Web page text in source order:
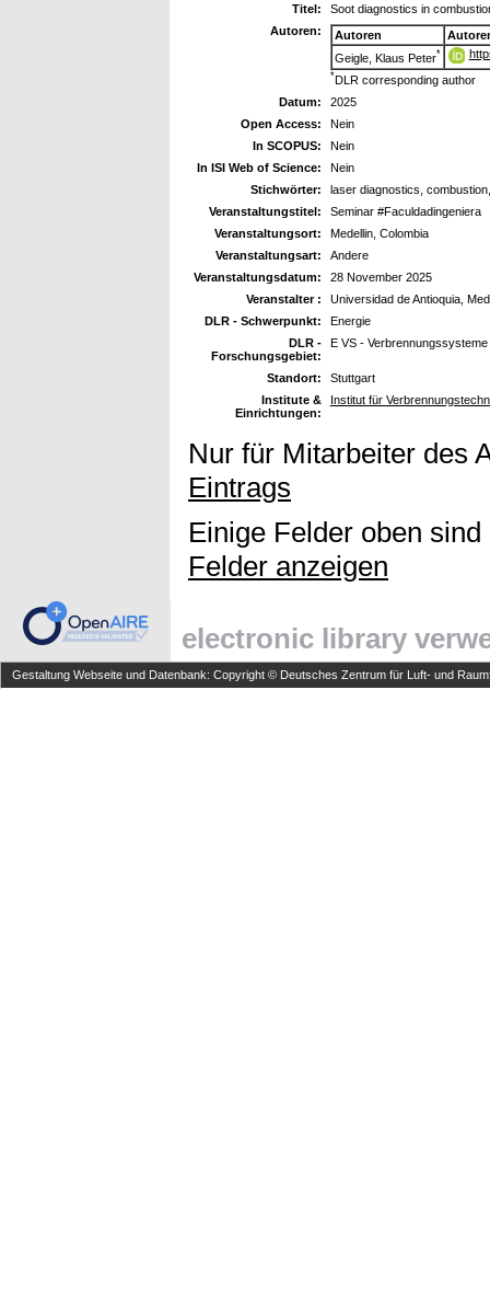
Titel:
Soot diagnostics in
Autoren:
Autoren
Geigle, Klaus Peter*
*DLR corresponding author
Datum:
2025
Open Access:
Nein
In SCOPUS:
Nein
In ISI Web of Science:
Nein
Stichwörter:
laser diagnostics,
Veranstaltungstitel:
Seminar #Faculdadingeniera
Veranstaltungsort:
Medellin, Colombia
Veranstaltungsart:
Andere
Veranstaltungsdatum:
28 November 2025
Veranstalter :
Universidad de Antioquia,
DLR - Schwerpunkt:
Energie
DLR -
Forschungsgebiet:
E VS - Verbrennungssysteme
Standort:
Stuttgart
Institute &
Einrichtungen:
Institut für
Nur für Mitarbeiter des
Eintrags
Einige Felder oben
Felder anzeigen
electronic library
Gestaltung Webseite und Datenbank: Copyright © Deutsches Zentrum für Luft- und